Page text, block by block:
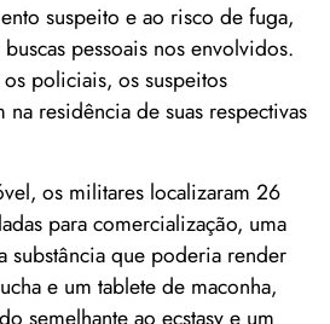
suspeito e ao risco de fuga,
pessoais nos envolvidos.
policiais, os suspeitos
na residência de suas respectivas
os militares localizaram 26
para comercialização, uma
substância que poderia render
e um tablete de maconha,